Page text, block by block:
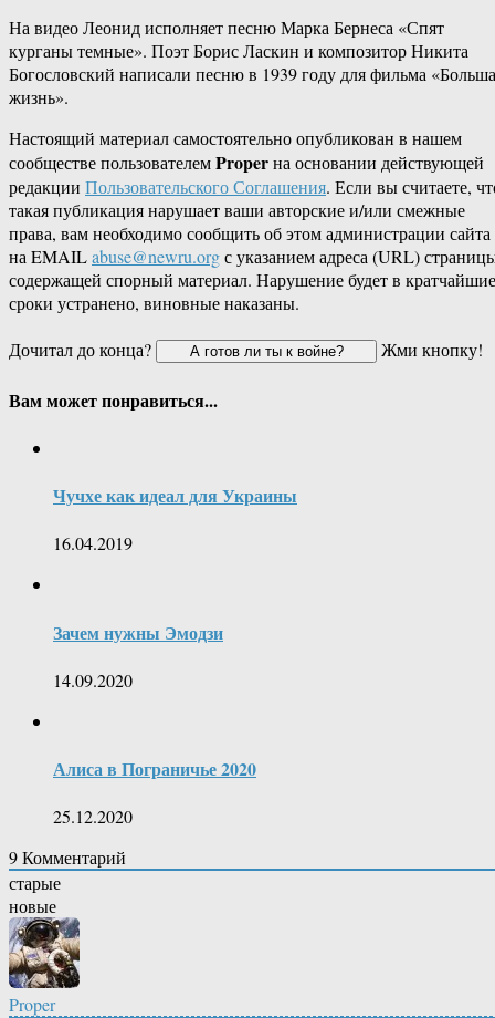
На видео Леонид исполняет песню Марка Бернеса «Спят
курганы темные». Поэт Борис Ласкин и композитор Никита
Богословский написали песню в 1939 году для фильма
жизнь».
Настоящий материал самостоятельно опубликован в нашем
сообществе пользователемProperна основании действующей
редакции Пользовательского Соглашения. Если вы считаете,
такая публикация нарушает ваши авторские и/или смежные
права, вам необходимо сообщить об этом администрации сайта
на EMAILabuse@newru.orgс указанием адреса (URL)
содержащей спорный материал. Нарушение будет в кратчайшие
сроки устранено, виновные наказаны.
Дочитал до конца?
Жми кнопку!
Вам может понравиться...
Чучхе как идеал для Украины
16.04.2019
Зачем нужны Эмодзи
14.09.2020
Алиса в Пограничье 2020
25.12.2020
9Комментарий
старые
новые
Proper